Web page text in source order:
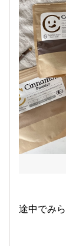
途中でみ